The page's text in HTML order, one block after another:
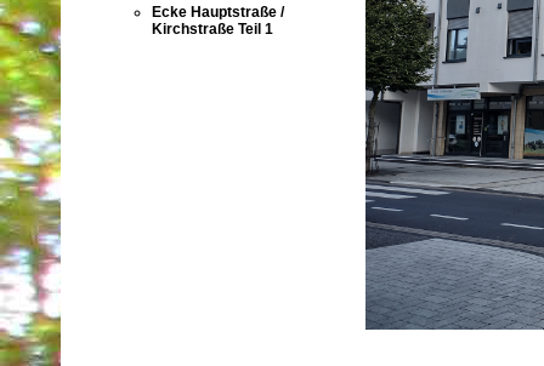
Ecke Hauptstraße /
Kirchstraße Teil 1